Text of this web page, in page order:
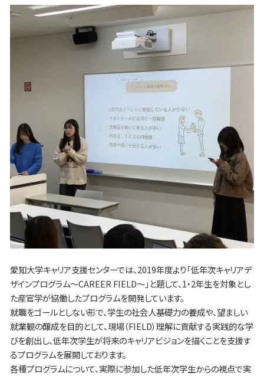
愛知大学キャリア支援センターでは、2019年度より「低年次キャリアデ
ザインプログラム～CAREER FIELD～」と題して、1・2年生を対象とし
た産官学が協働したプログラムを開発しています。
就職をゴールとしない形で、学生の社会人基礎力の養成や、望ましい
就業観の醸成を目的として、現場（FIELD）理解に貢献する実践的な学
びを創出し、低年次学生が将来のキャリアビジョンを描くことを支援す
るプログラムを展開しております。
各種プログラムについて、実際に参加した低年次学生からの視点で実